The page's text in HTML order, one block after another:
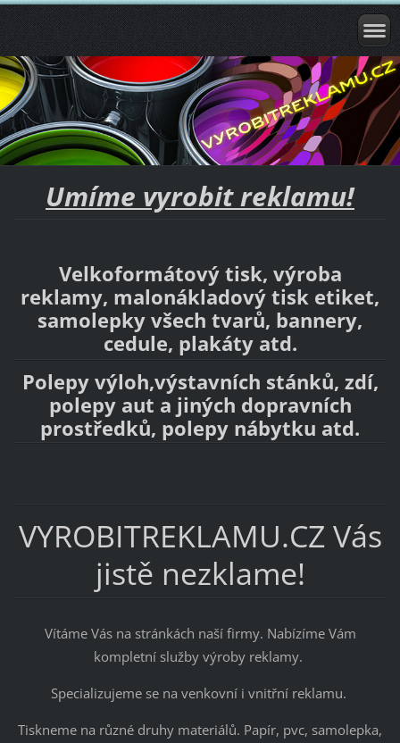
Umíme vyrobit reklamu!
Velkoformátový tisk, výroba
reklamy, malonákladový tisk etiket,
samolepky všech tvarů, bannery,
cedule, plakáty atd.
Polepy výloh,výstavních stánků, zdí,
polepy aut a jiných dopravních
prostředků, polepy nábytku atd.
VYROBITREKLAMU.CZ Vás
jistě nezklame!
Vítáme Vás na stránkách naší firmy. Nabízíme Vám
kompletní služby výroby reklamy.
Specializujeme se na venkovní i vnitřní reklamu.
Tiskneme na různé druhy materiálů. Papír, pvc, samolepka,